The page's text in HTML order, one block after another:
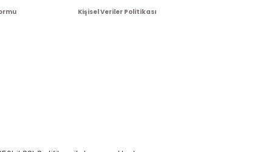
Kişisel Veriler Politikası